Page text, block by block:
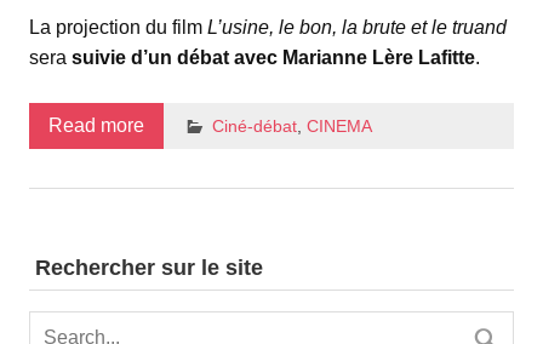
La projection du film L’usine, le bon, la brute et le truand
sera suivie d’un débat avec Marianne Lère Lafitte.
Read more Ciné-débat, CINEMA
Rechercher sur le site